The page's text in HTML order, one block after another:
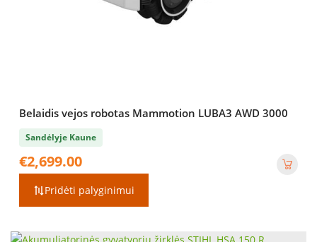
Belaidis vejos robotas Mammotion LUBA3 AWD 3000
Sandėlyje Kaune
€2,699.00
Pridėti palyginimui